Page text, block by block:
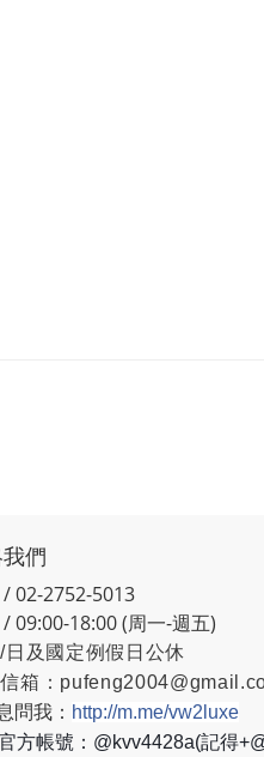
們
/ 02-2752-5013
09:00-18:00 (周一-週五)
日及國定例假日公休
箱：
問我： http://m.me/vw2luxe
方帳號：@kvv4428a(記得+@